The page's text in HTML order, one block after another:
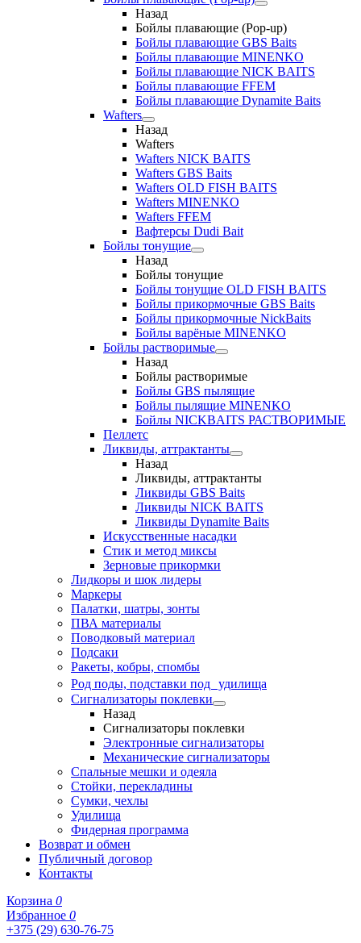
Назад
Бойлы плавающие (Pop-up)
Бойлы плавающие GBS Baits
Бойлы плавающие MINENKO
Бойлы плавающие NICK BAITS
Бойлы плавающие FFEM
Бойлы плавающие Dynamite Baits
Wafters
Назад
Wafters
Wafters NICK BAITS
Wafters GBS Baits
Wafters OLD FISH BAITS
Wafters MINENKO
Wafters FFEM
Вафтерсы Dudi Bait
Бойлы тонущие
Назад
Бойлы тонущие
Бойлы тонущие OLD FISH BAITS
Бойлы прикормочные GBS Baits
Бойлы прикормочные NickBaits
Бойлы варёные MINENKO
Бойлы растворимые
Назад
Бойлы растворимые
Бойлы GBS пылящие
Бойлы пылящие MINENKO
Бойлы NICKBAITS РАСТВОРИМЫЕ
Пеллетс
Ликвиды, аттрактанты
Назад
Ликвиды, аттрактанты
Ликвиды GBS Baits
Ликвиды NICK BAITS
Ликвиды Dynamite Baits
Искусственные насадки
Стик и метод миксы
Зерновые прикормки
Лидкоры и шок лидеры
Маркеры
Палатки, шатры, зонты
ПВА материалы
Поводковый материал
Подсаки
Ракеты, кобры, спомбы
Род поды, подставки под удилища
Сигнализаторы поклевки
Назад
Сигнализаторы поклевки
Электронные сигнализаторы
Механические сигнализаторы
Спальные мешки и одеяла
Стойки, перекладины
Сумки, чехлы
Удилища
Фидерная программа
Возврат и обмен
Публичный договор
Контакты
Корзина 0
Избранное 0
+375 (29) 630-76-75